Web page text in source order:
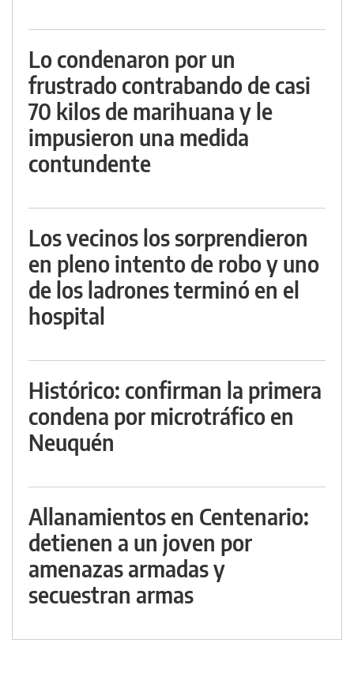
Lo condenaron por un
frustrado contrabando de casi
70 kilos de marihuana y le
impusieron una medida
contundente
Los vecinos los sorprendieron
en pleno intento de robo y uno
de los ladrones terminó en el
hospital
Histórico: confirman la primera
condena por microtráfico en
Neuquén
Allanamientos en Centenario:
detienen a un joven por
amenazas armadas y
secuestran armas